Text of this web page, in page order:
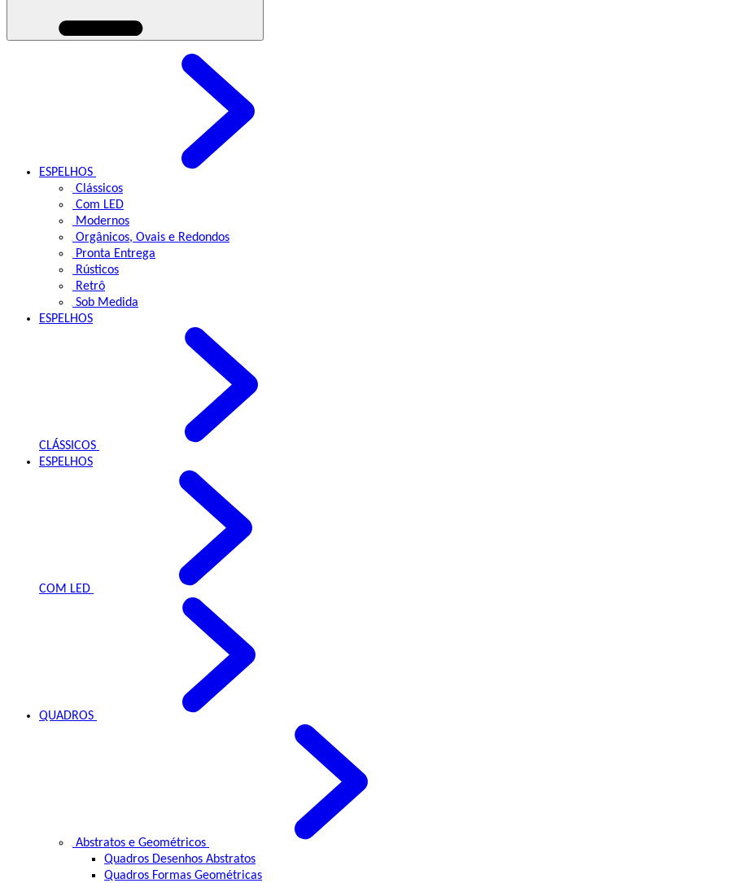
ESPELHOS
Clássicos
Com LED
Modernos
Orgânicos, Ovais e Redondos
Pronta Entrega
Rústicos
Retrô
Sob Medida
ESPELHOS
CLÁSSICOS
ESPELHOS
COM LED
QUADROS
Abstratos e Geométricos
Quadros Desenhos Abstratos
Quadros Formas Geométricas